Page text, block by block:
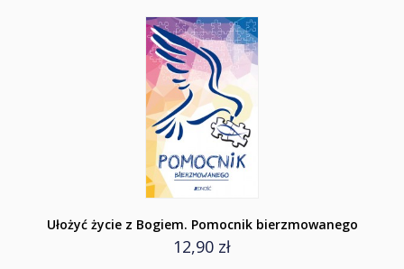
Ułożyć życie z Bogiem. Pomocnik bierzmowanego
12,90 zł